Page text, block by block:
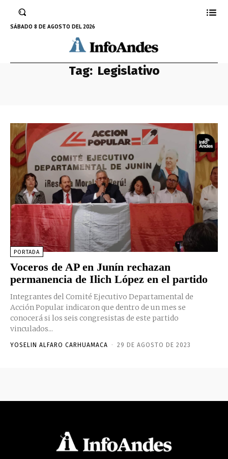
SÁBADO 8 DE AGOSTO DEL 2026
Tag: Legislativo
PORTADA
Voceros de AP en Junín rechazan
permanencia de Ilich López en el partido
Integrantes del Comité Ejecutivo Departamental de
Acción Popular indicaron que dentro de un mes se
conocerá si los seis congresistas de este partido
vinculados...
YOSELIN ALFARO CARHUAMACA - 29 DE AGOSTO DE 2023